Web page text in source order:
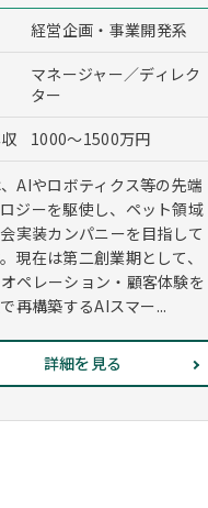
経営企画・事業開発系
マネージャー／ディレク
ター
1000～1500万円
AIやロボティクス等の先端
ジーを駆使し、ペット領域
実装カンパニーを目指して
現在は第二創業期として、
ペレーション・顧客体験を
再構築するAIスマー...
詳細を見る